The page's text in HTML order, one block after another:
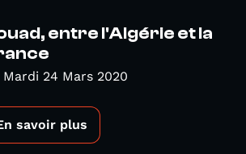
entre l'Algérie et la
Mardi 24 Mars 2020
savoir plus